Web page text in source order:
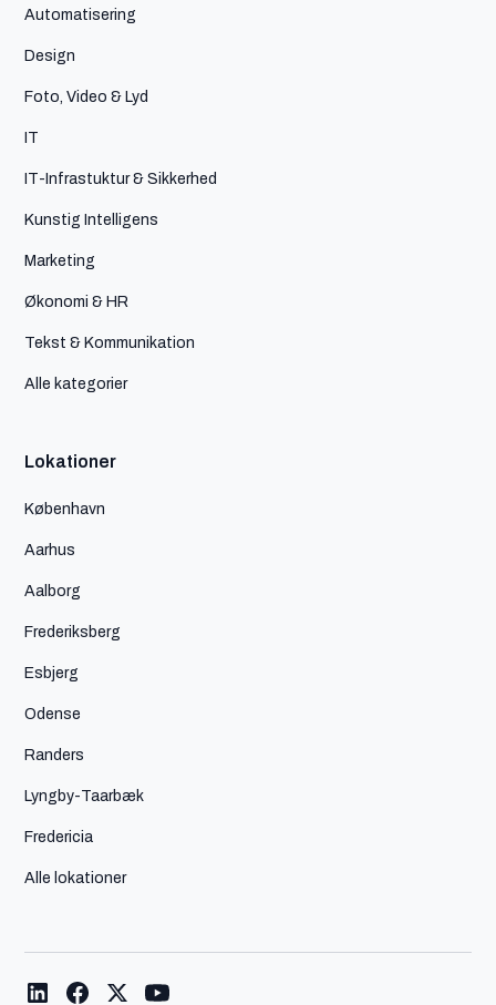
Automatisering
Design
Foto, Video & Lyd
IT
IT-Infrastuktur & Sikkerhed
Kunstig Intelligens
Marketing
Økonomi & HR
Tekst & Kommunikation
Alle kategorier
Lokationer
København
Aarhus
Aalborg
Frederiksberg
Esbjerg
Odense
Randers
Lyngby-Taarbæk
Fredericia
Alle lokationer